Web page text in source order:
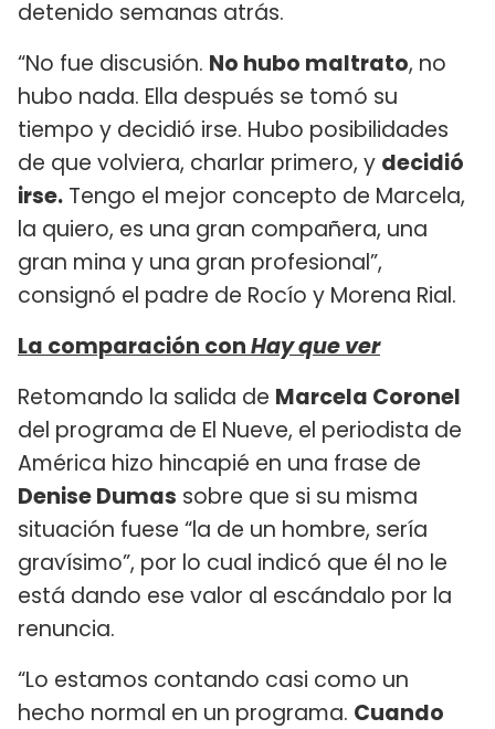
detenido semanas atrás.
“No fue discusión. No hubo maltrato, no
hubo nada. Ella después se tomó su
tiempo y decidió irse. Hubo posibilidades
de que volviera, charlar primero, y decidió
irse. Tengo el mejor concepto de Marcela,
la quiero, es una gran compañera, una
gran mina y una gran profesional”,
consignó el padre de Rocío y Morena Rial.
La comparación conHay que ver
Retomando la salida de Marcela Coronel
del programa de El Nueve, el periodista de
América hizo hincapié en una frase de
Denise Dumas sobre que si su misma
situación fuese “la de un hombre, sería
gravísimo”, por lo cual indicó que él no le
está dando ese valor al escándalo por la
renuncia.
“Lo estamos contando casi como un
hecho normal en un programa. Cuando